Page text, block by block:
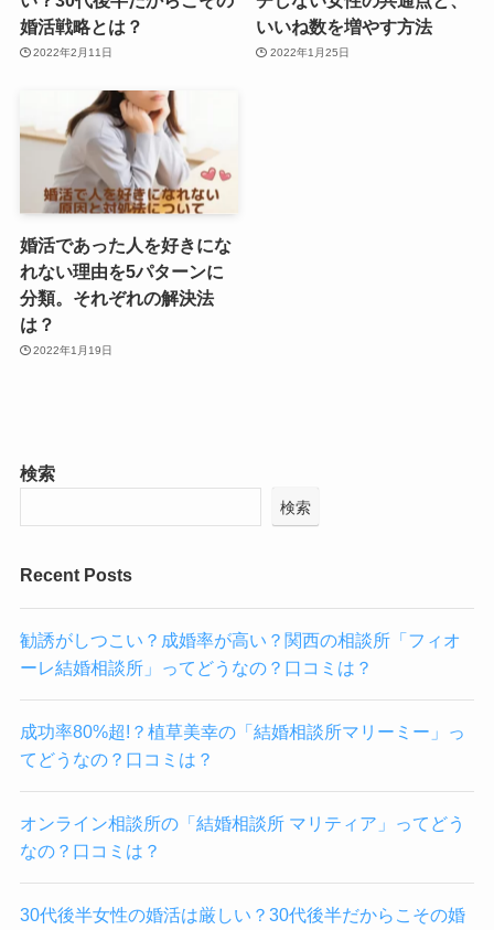
婚活戦略とは？
2022年2月11日
いいね数を増やす方法
2022年1月25日
婚活であった人を好きにな
れない理由を5パターンに
分類。それぞれの解決法
は？
2022年1月19日
検索
検索
Recent Posts
勧誘がしつこい？成婚率が高い？関西の相談所「フィオ
ーレ結婚相談所」ってどうなの？口コミは？
成功率80%超!？植草美幸の「結婚相談所マリーミー」っ
てどうなの？口コミは？
オンライン相談所の「結婚相談所 マリティア」ってどう
なの？口コミは？
30代後半女性の婚活は厳しい？30代後半だからこその婚